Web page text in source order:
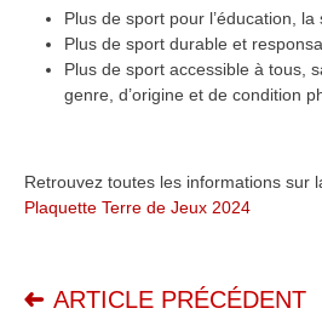
Plus de sport pour l’éducation, la
Plus de sport durable et
Plus de sport accessible à tous,
genre, d’origine et de condition
Retrouvez toutes les informations sur
Plaquette Terre de Jeux 2024
ARTICLE PRÉCÉDENT